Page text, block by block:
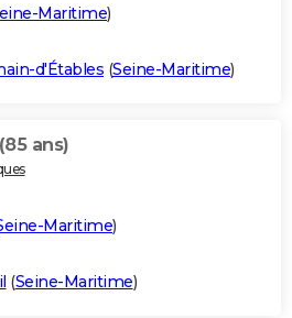
Maritime)
d'Étables (Seine-Maritime)
(85 ans)
Maritime)
(Seine-Maritime)